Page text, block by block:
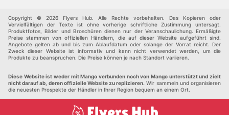
Copyright © 2026 Flyers Hub. Alle Rechte vorbehalten. Das Kopieren oder
Vervielfältigen der Texte ist ohne vorherige schriftliche Zustimmung untersagt.
Produktfotos, Bilder und Broschüren dienen nur der Veranschaulichung. Ermäßigte
Preise stammen von offiziellen Händlern, die auf dieser Website aufgeführt sind.
Angebote gelten ab und bis zum Ablaufdatum oder solange der Vorrat reicht. Der
Zweck dieser Website ist informativ und kann nicht verwendet werden, um die
Produkte zu beanspruchen. Die Preise können je nach Standort variieren.
Diese Website ist weder mit Mango verbunden noch von Mango unterstützt und zielt
nicht darauf ab, deren offizielle Website zu replizieren. Wir sammeln und organisieren
die neuesten Prospekte der Händler in Ihrer Region bequem an einem Ort.